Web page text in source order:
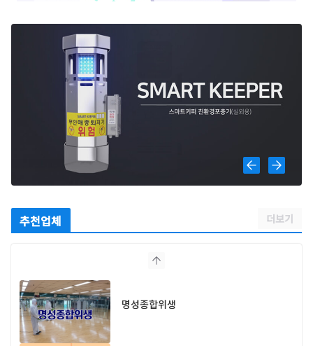
추천업체 더보기
명성종합위생